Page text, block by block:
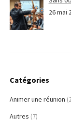
26 mai
Catégories
Animer une réunion
Autres (7)